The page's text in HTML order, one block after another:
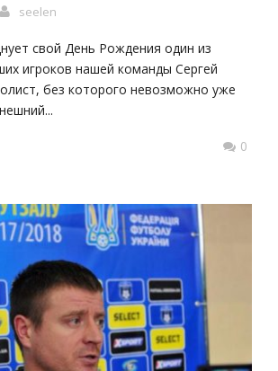
seelen
свой День Рождения один из
игроков нашей команды Сергей
без которого невозможно уже
0